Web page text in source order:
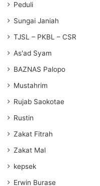
Peduli
Sungai Janiah
TJSL – PKBL – CSR
As'ad Syam
BAZNAS Palopo
Mustahrim
Rujab Saokotae
Rustin
Zakat Fitrah
Zakat Mal
kepsek
Erwin Burase